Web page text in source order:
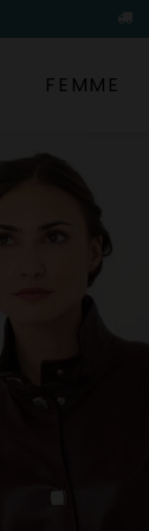
FEMME